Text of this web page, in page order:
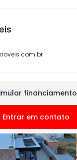
financiamento
Entrar em contato